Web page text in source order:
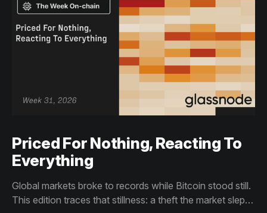
Priced For Nothing, Reacting To
Everything
Global markets broke to records while Bitcoin stood still.
This edition traces that stillness: a theft the market slept